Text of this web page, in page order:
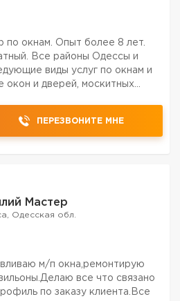
по окнам. Опыт более 8 лет.
Все районы Одессы и
виды услуг по окнам и
окон и дверей, москитных
ПЕРЕЗВОНИТЕ МНЕ
Мастер
Одесская обл.
м/п окна,ремонтирую
все что связано
по заказу клиента.Все